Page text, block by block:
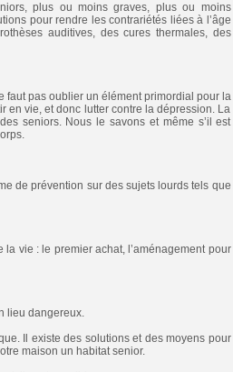
plus ou moins graves, plus ou moins
pour rendre les contrariétés liées à l’âge
auditives, des cures thermales, des
faut pas oublier un élément primordial pour la
en vie, et donc lutter contre la dépression. La
seniors. Nous le savons et même s’il est
de prévention sur des sujets lourds tels que
vie : le premier achat, l’aménagement pour
lieu dangereux.
Il existe des solutions et des moyens pour
maison un habitat senior.